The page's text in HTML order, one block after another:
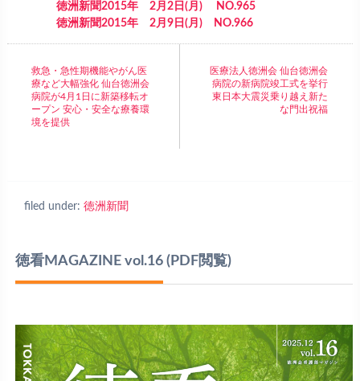
徳洲新聞2015年 2月2日(月) NO.965
徳洲新聞2015年 2月9日(月) NO.966
救急・急性期機能やがん医
療など大幅強化 仙台徳洲会
病院が4月1日に新築移転オ
ープン 安心・安全な療養環
境を提供
医療法人徳洲会 仙台徳洲会
病院の新病院竣工式を挙行
東日本大震災乗り越え新た
な門出祝福
filed under: 徳洲新聞
徳看MAGAZINE vol.16(PDF閲覧)